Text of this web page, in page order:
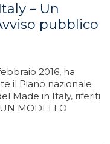
– Un
pubblico
2016, ha
il Piano nazionale
Made in Italy, riferiti
MODELLO